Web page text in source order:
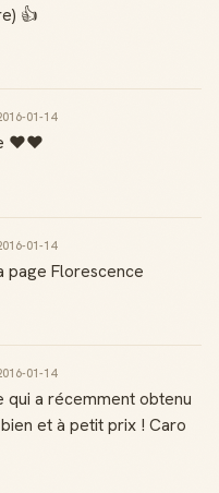
👍
01-14
❤️❤️
01-14
page Florescence
01-14
qui a récemment obtenu
et à petit prix ! Caro
tes contributions
contribution utile
quelqu'un
Guide